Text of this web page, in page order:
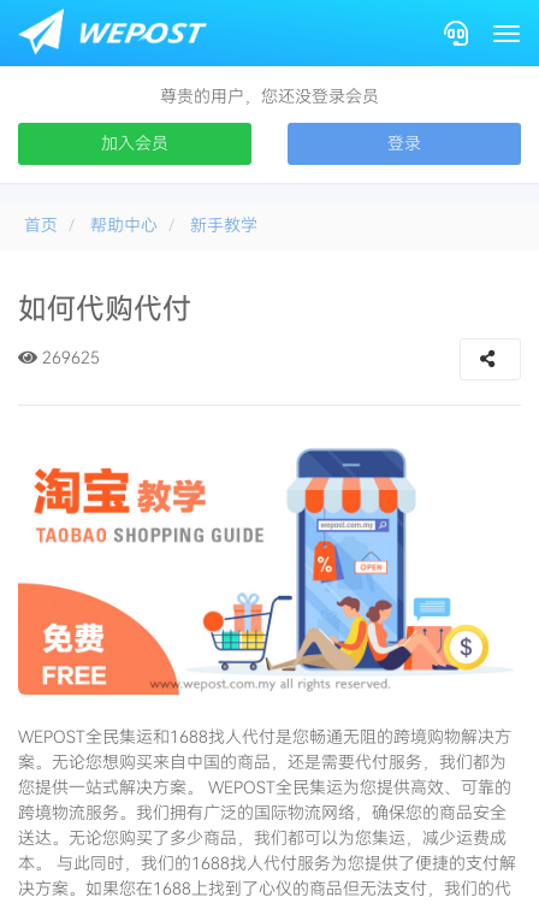
尊贵的用户，您还没登录会员
加入会员 登录
首页 帮助中心 新手教学
如何代购代付
269625
WEPOST全民集运和1688找人代付是您畅通无阻的跨境购物解决方
案。无论您想购买来自中国的商品，还是需要代付服务，我们都为
您提供一站式解决方案。 WEPOST全民集运为您提供高效、可靠的
跨境物流服务。我们拥有广泛的国际物流网络，确保您的商品安全
送达。无论您购买了多少商品，我们都可以为您集运，减少运费成
本。 与此同时，我们的1688找人代付服务为您提供了便捷的支付解
决方案。如果您在1688上找到了心仪的商品但无法支付，我们的代